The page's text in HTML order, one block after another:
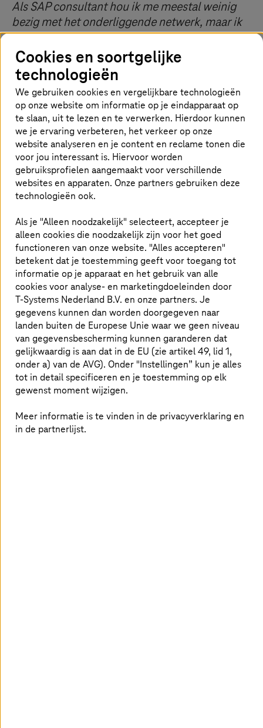
Als SAP consultant hou ik me meestal weinig
bezig met het onderliggende netwerk, maar ik
wil graag wat positieve klantervaringen delen.
Verschillende internationale organisaties
hebben een grote performanceverbetering
ervaren door SAP veilig via
draaien, gebruikmakend van het Secure Access
Service Edge (SASE) concept. Ik wil hier eens
wat dieper op ingaan. Netwerkperformance en
-security wordt namelijk steeds belangrijker
voor SAP-gebruikers,die in 2027 de overstap
naar S/4HANA moeten maken .
Heroverweeg je huidige
netwerktopologie
SAP S/4HANA landschappen worden vaak gehost in een
centraal beheerde hybride cloudomgeving en maken
gebruik van Software-as-a-Service (SaaS) oplossingen,
zoals Salesforce of Ariba. Als je IT-landschap is verdeeld
over meerdere servers op verschillende locaties, dan
heeft dat een grote impact op je netwerk. Om goede
performance en security te garanderen, raad ik met
name internationale en wereldwijde organisaties aan hun
netwerktopologie te heroverwegen. Overschakelen van
internet of MPLS naarSD-WAN biedt een
kosteneffectieve oplossing met grote voordelen, zeker
Bij gebruik van S/4HANA worden zowel de SAP-
Cookies en soortgelijke
technologieën
We gebruiken cookies en vergelijkbare technologieën
op onze website om informatie op je eindapparaat op
te slaan, uit te lezen en te verwerken. Hierdoor kunnen
we je ervaring verbeteren, het verkeer op onze
website analyseren en je content en reclame tonen die
voor jou interessant is. Hiervoor worden
gebruiksprofielen aangemaakt voor verschillende
websites en apparaten. Onze partners gebruiken deze
technologieën ook.
Als je "Alleen noodzakelijk" selecteert, accepteer je
alleen cookies die noodzakelijk zijn voor het goed
functioneren van onze website. "Alles accepteren"
betekent dat je toestemming geeft voor toegang tot
informatie op je apparaat en het gebruik van alle
cookies voor analyse- en marketingdoeleinden door
T-Systems Nederland B.V. en onze partners. Je
gegevens kunnen dan worden doorgegeven naar
landen buiten de Europese Unie waar we geen niveau
van gegevensbescherming kunnen garanderen dat
gelijkwaardig is aan dat in de EU (zie artikel 49, lid 1,
onder a) van de AVG). Onder "Instellingen” kun je alles
tot in detail specificeren en je toestemming op elk
gewenst moment wijzigen.
Meer informatie is te vinden in de privacyverklaring en
in de partnerlijst.